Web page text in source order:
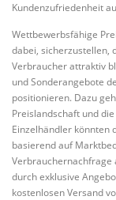
Kundenzufriedenheit
Wettbewerbsfähige
dabei, sicherzustellen,
Verbraucher attraktiv
und Sonderangebote
positionieren. Dazu
Preislandschaft und
Einzelhändler könnten
basierend auf
Verbrauchernachfrage
durch exklusive
kostenlosen Versand